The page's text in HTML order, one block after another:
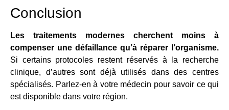
Conclusion
Les traitements modernes cherchent moins à
compenser une défaillance qu’à réparer l’organisme.
Si certains protocoles restent réservés à la recherche
clinique, d’autres sont déjà utilisés dans des centres
spécialisés. Parlez-en à votre médecin pour savoir ce qui
est disponible dans votre région.